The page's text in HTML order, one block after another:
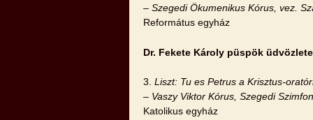
– Szegedi Ökumenikus Kórus, vez.
Református egyház
Dr. Fekete Károly püspök üdvözlete
3. Liszt: Tu es Petrus a Krisztus-
– Vaszy Viktor Kórus, Szegedi
Katolikus egyház